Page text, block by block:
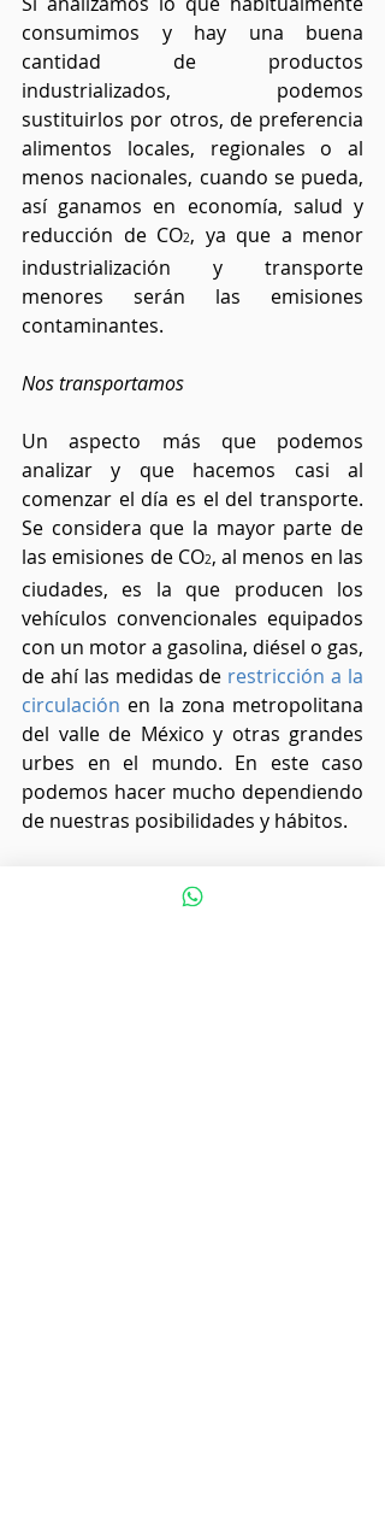
consumimos y hay una buena
cantidad de productos
industrializados, podemos
sustituirlos por otros, de preferencia
alimentos locales, regionales o al
menos nacionales, cuando se pueda,
así ganamos en economía, salud y
reducción de CO2, ya que a menor
industrialización y transporte
menores serán las emisiones
contaminantes.
Nos transportamos
Un aspecto más que podemos
analizar y que hacemos casi al
comenzar el día es el del transporte.
Se considera que la mayor parte de
las emisiones de CO2, al menos en las
ciudades, es la que producen los
vehículos convencionales equipados
con un motor a gasolina, diésel o gas,
de ahí las medidas de restricción a la
circulación en la zona metropolitana
del valle de México y otras grandes
urbes en el mundo. En este caso
podemos hacer mucho dependiendo
de nuestras posibilidades y hábitos.
recorridos cortos podemos ir